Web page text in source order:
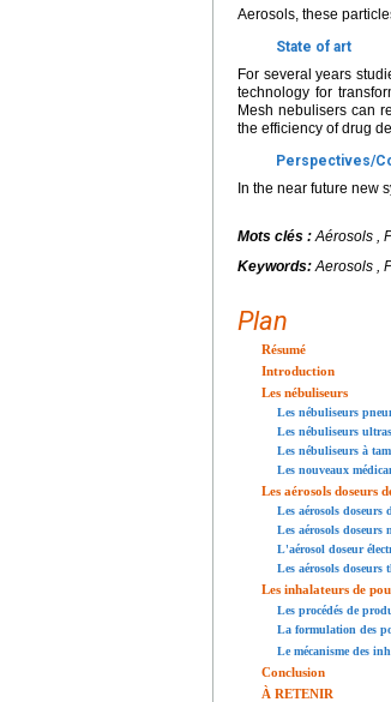
Aerosols, these
State of art
For several years
technology for
Mesh nebulisers can
the efficiency of drug
Perspectives/
In the near future new
Mots clés :Aérosols ,
Keywords:Aerosols ,
Plan
Résumé
Introduction
Les nébuliseurs
Les nébuliseurs
Les nébuliseurs
Les nébuliseurs à
Les nouveaux
Les aérosols doseurs
Les aérosols doseurs
Les aérosols doseurs
L'aérosol doseur
Les aérosols doseurs
Les inhalateurs de
Les procédés de
La formulation des
Le mécanisme des
Conclusion
À RETENIR